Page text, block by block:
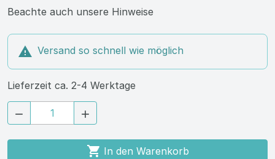
Beachte auch unsere Hinweise
 Versand so schnell wie möglich
Lieferzeit ca. 2-4 Werktage
 
 In den Warenkorb